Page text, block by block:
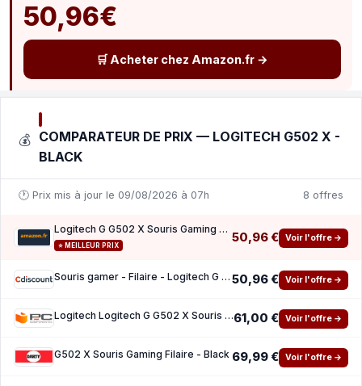
50,96€
🛒 Acheter chez Amazon.fr →
💰 COMPARATEUR DE PRIX — LOGITECH G502 X -
BLACK
🕐 Prix mis à jour le 09/08/2026 à 07h 8 offres
Logitech G G502 X Souris Gaming Filaire
⭐ MEILLEUR PRIX
50,96 € Voir l'offre →
Souris gamer - Filaire - Logitech G - G502 X - Black 50,96 € Voir l'offre →
Logitech Logitech G G502 X Souris Gaming Black 25600 DPI61,00 € Voir l'offre →
G502 X Souris Gaming Filaire - Black 69,99 € Voir l'offre →